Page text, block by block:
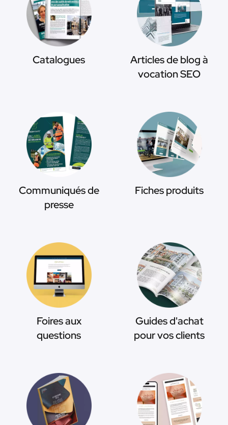
Catalogues
Articles de blog à
vocation SEO
Communiqués de
presse
Fiches produits
Foires aux
questions
Guides d'achat
pour vos clients